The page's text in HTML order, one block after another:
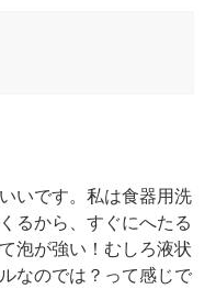
いです。私は食器用洗
るから、すぐにへたる
泡が強い！むしろ液状
なのでは？って感じで